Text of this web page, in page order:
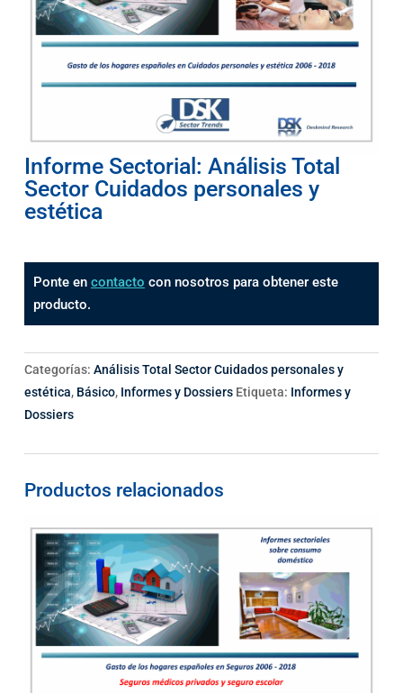
Informe Sectorial: Análisis Total
Sector Cuidados personales y
estética
Ponte en contacto con nosotros para obtener este
producto.
Categorías: Análisis Total Sector Cuidados personales y
estética, Básico, Informes y Dossiers Etiqueta: Informes y
Dossiers
Productos relacionados